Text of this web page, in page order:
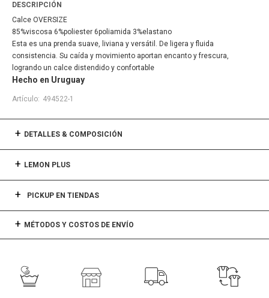
DESCRIPCIÓN
Calce OVERSIZE
85%viscosa 6%poliester 6poliamida 3%elastano
Esta es una prenda suave, liviana y versátil. De ligera y fluida
consistencia. Su caída y movimiento aportan encanto y frescura,
logrando un calce distendido y confortable
Hecho en Uruguay
494522-1
DETALLES & COMPOSICIÓN
LEMON PLUS
PICKUP EN TIENDAS
MÉTODOS Y COSTOS DE ENVÍO